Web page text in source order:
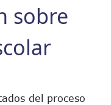
sobre
del proceso